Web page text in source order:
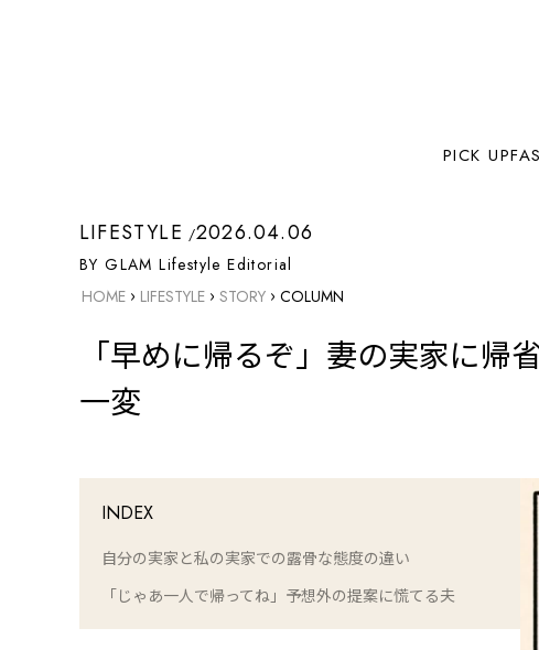
PICK UP
LIFESTYLE 2026.04.06
BY GLAM Lifestyle Editorial
HOME › LIFESTYLE › STORY › COLUMN
「早めに帰るぞ」妻の実家に
一変
INDEX
自分の実家と私の実家での露骨な態度の違い
「じゃあ一人で帰ってね」予想外の提案に慌てる夫